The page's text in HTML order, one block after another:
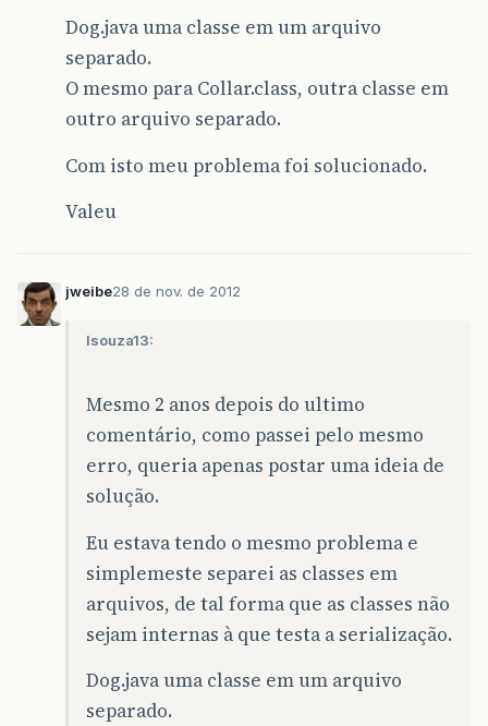
Dog.java uma classe em um arquivo
separado.
O mesmo para Collar.class, outra classe em
outro arquivo separado.
Com isto meu problema foi solucionado.
Valeu
jweibe28 de nov. de 2012
lsouza13:
Mesmo 2 anos depois do ultimo
comentário, como passei pelo mesmo
erro, queria apenas postar uma ideia de
solução.
Eu estava tendo o mesmo problema e
simplemeste separei as classes em
arquivos, de tal forma que as classes não
sejam internas à que testa a serialização.
Dog.java uma classe em um arquivo
separado.